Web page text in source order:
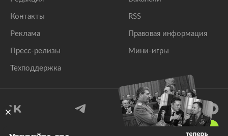
Контакты
Реклама
Пресс-релизы
Техподдержка
RSS
Правовая информация
Мини-игры